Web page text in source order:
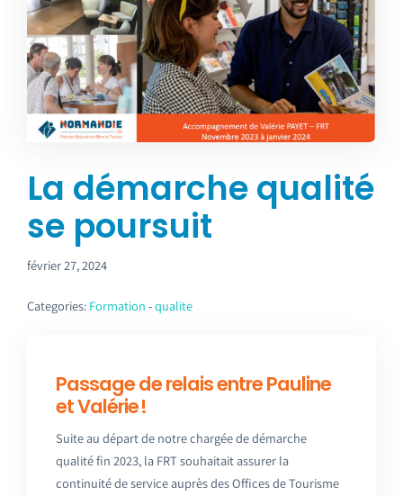
Emploi tourisme
Contact
La démarche qualité
se poursuit
février 27, 2024
Categories: Formation -qualite
Passage de relais entre Pauline
et Valérie !
Suite au départ de notrechargée dedémarche
qualitéfin 2023, la FRT souhaitait assurer la
continuité de service auprès des Offices de Tourisme